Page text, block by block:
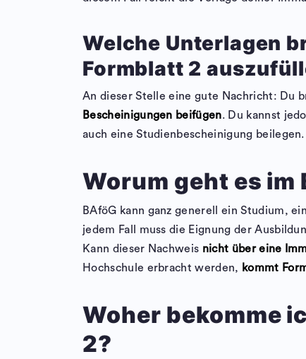
Welche Unterlagen
Formblatt 2
An dieser Stelle eine gute Nachricht: Du
Bescheinigungen beifügen. Du kannst
auch eine Studienbescheinigung beilegen.
Worum geht es im
BAföG kann ganz generell ein Studium,
jedem Fall muss die Eignung der
Kann dieser Nachweis nicht über eine
Hochschule erbracht werden, kommt
Woher bekomme
2?